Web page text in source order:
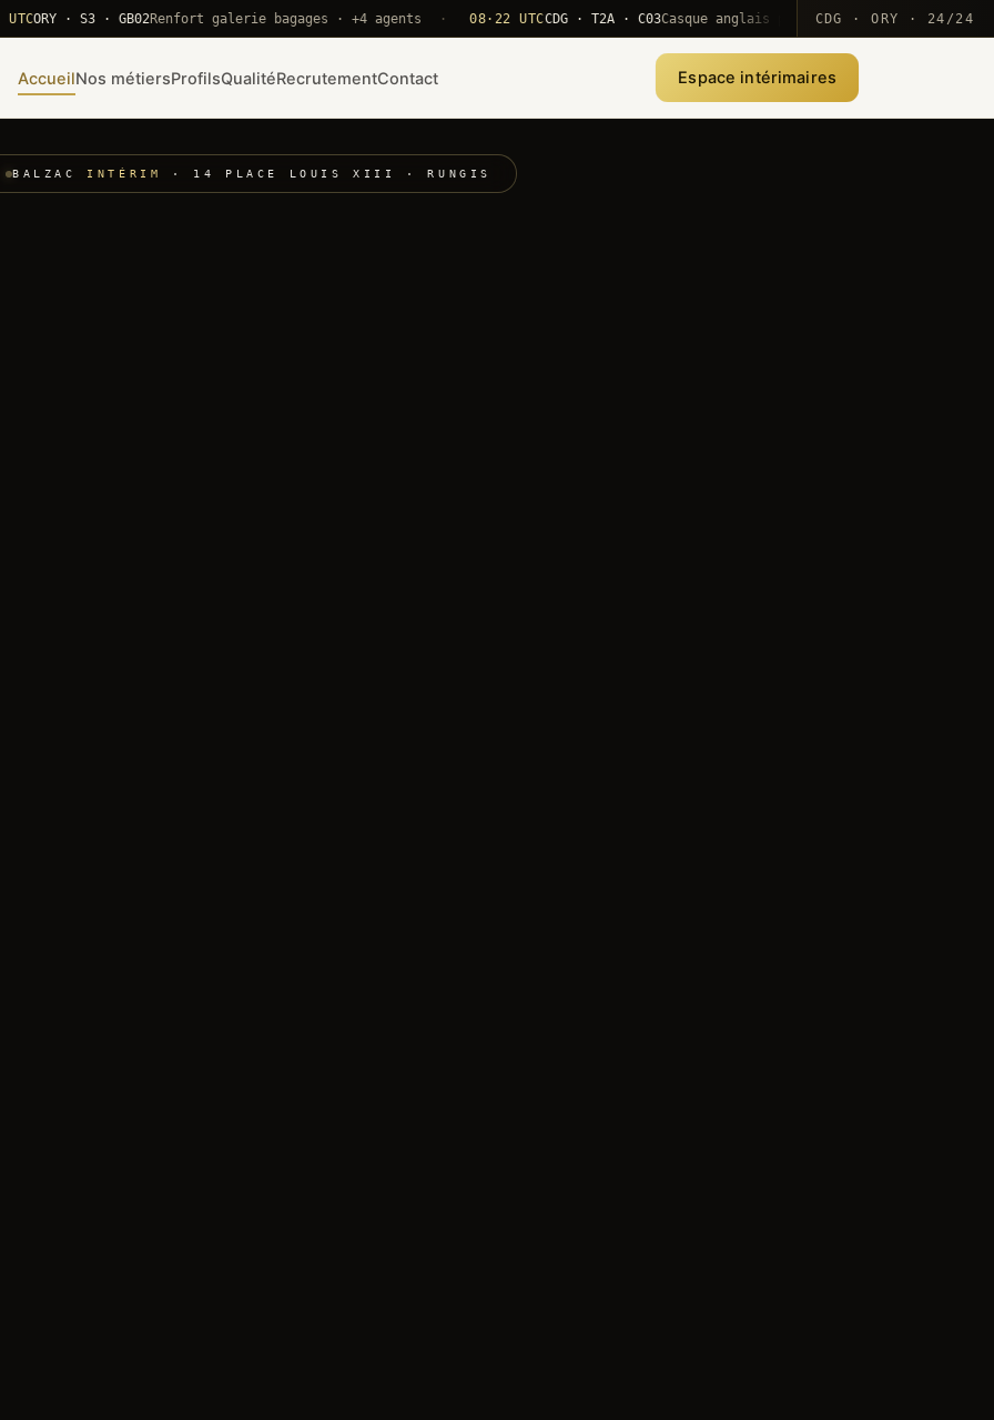
· S3 · GB02Renfort galerie bagages · +4 agents · 08·22 UTCCDG · T2A · C03 Casque anglais positionné · rotation MEA ·
CDG · ORY · 24/24
AccueilNos métiersProfilsQualitéRecrutementContact Espace intérimaires
BALZAC INTÉRIM · 14 PLACE LOUIS XIII · RUNGIS